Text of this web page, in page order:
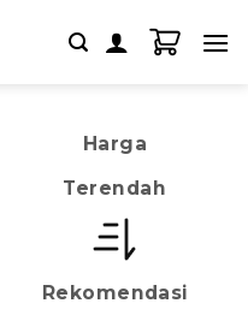
Harga
Terendah
Rekomendasi